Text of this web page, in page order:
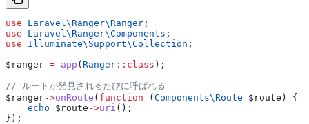
use Laravel\Ranger\Ranger ;
use Laravel\Ranger\Components ;
use Illuminate\Support\Collection ;
$ranger = app (Ranger :: class );
// ルートが発見されるたびに呼ばれる
$ranger->onRoute ( function (Components\Route $route ) {
    echo
$route ->uri ();
});